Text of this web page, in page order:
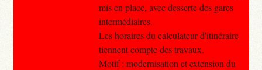
mis en place, avec desserte des gares
intermédiaires.
Les horaires du calculateur d'itinéraire
tiennent compte des travaux.
Motif : modernisation et extension du